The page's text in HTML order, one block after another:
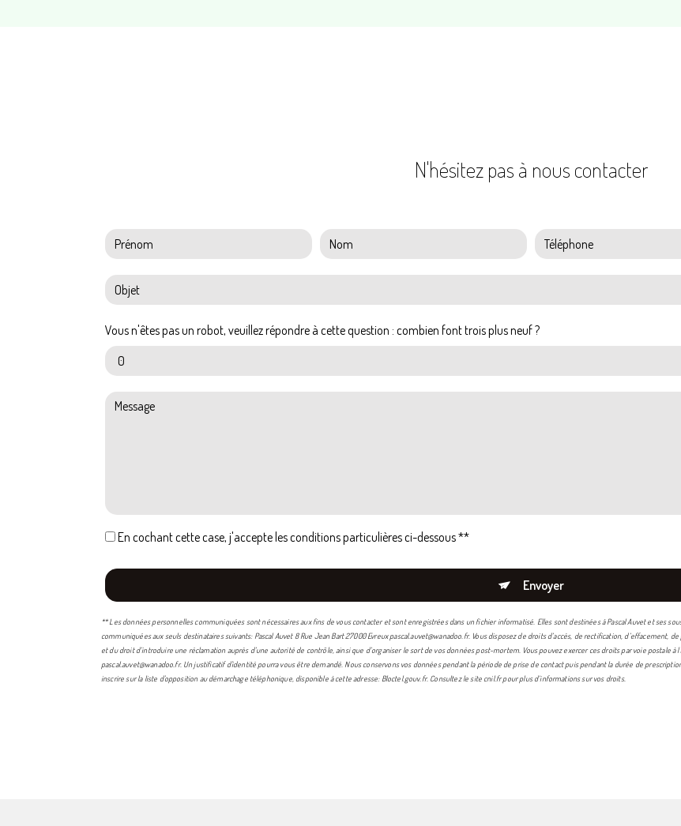
N'hésitez pas à nous contacter
Vous n'êtes pas un robot, veuillez répondre à cette question : combien font trois plus neuf ?
En cochant cette case, j'accepte les conditions particulières ci-dessous **
Envoyer
** Les données personnelles communiquées sont nécessaires aux fins de vous contacter et sont enregistrées dans un fichier informatisé. Elles sont destinées à Pascal Auvet et ses
communiquées aux seuls destinataires suivants: Pascal Auvet 8 Rue Jean Bart 27000 Evreux pascal.auvet@wanadoo.fr. Vous disposez de droits d’accès, de rectification,
et du droit d’introduire une réclamation auprès d’une autorité de contrôle, ainsi que d’organiser le sort de vos données post-mortem. Vous pouvez exercer ces droits par voie postale à
pascal.auvet@wanadoo.fr. Un justificatif d'identité pourra vous être demandé. Nous conservons vos données pendant la période de prise de contact puis pendant la durée de
inscrire sur la liste d'opposition au démarchage téléphonique, disponible à cette adresse: Bloctel.gouv.fr. Consultez le site cnil.fr pour plus d’informations sur vos droits.